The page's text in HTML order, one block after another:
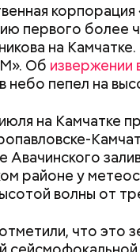
первого более
на
Об извержении
небо пепел на
на Камчатке
Авачинского
районе у
волны от
что это
Как узнать, снесут
искать